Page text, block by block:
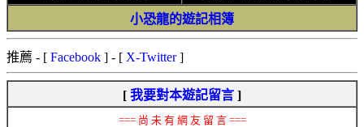
小恐龍的遊記相簿
推薦 - [ Facebook ] - [ X-Twitter]
[ 我要對本遊記留言 ]
=== 尚 未 有 網 友 留 言 ===